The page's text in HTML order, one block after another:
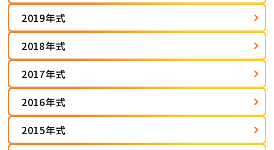
2019年式
2018年式
2017年式
2016年式
2015年式